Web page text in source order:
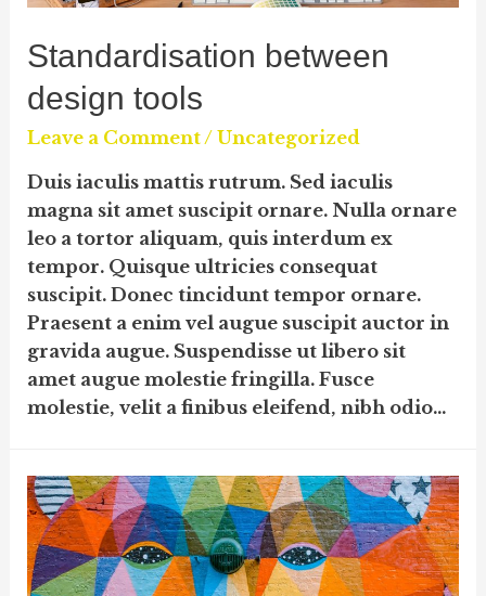
Standardisation between
design tools
Leave a Comment /Uncategorized
Duis iaculis mattis rutrum. Sed iaculis
magna sit amet suscipit ornare. Nulla ornare
leo a tortor aliquam, quis interdum ex
tempor. Quisque ultricies consequat
suscipit. Donec tincidunt tempor ornare.
Praesent a enim vel augue suscipit auctor in
gravida augue. Suspendisse ut libero sit
amet augue molestie fringilla. Fusce
molestie, velit a finibus eleifend, nibh odio…